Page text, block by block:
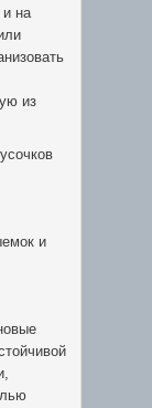
и на
из
и